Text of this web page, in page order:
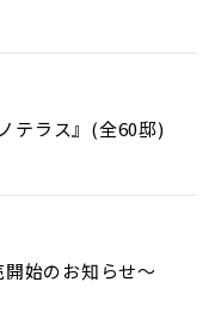
テラス』(全60邸)
始のお知らせ～